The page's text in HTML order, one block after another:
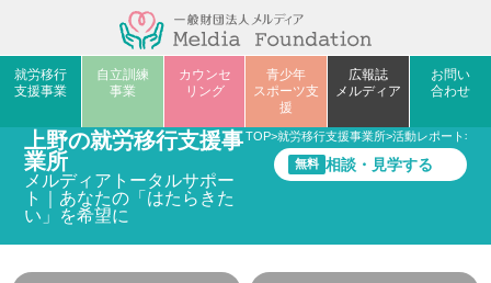
就労移行
支援事業
自立訓練
事業
カウンセ
リング
青少年
スポーツ支
援
広報誌
メルディア
お問い
合わせ
上野の就労移行支援事
業所
メルディアトータルサポー
ト｜あなたの「はたらきた
い」を希望に
TOP>就労移行支援事業所>活動レポート>
無料 相談・見学する